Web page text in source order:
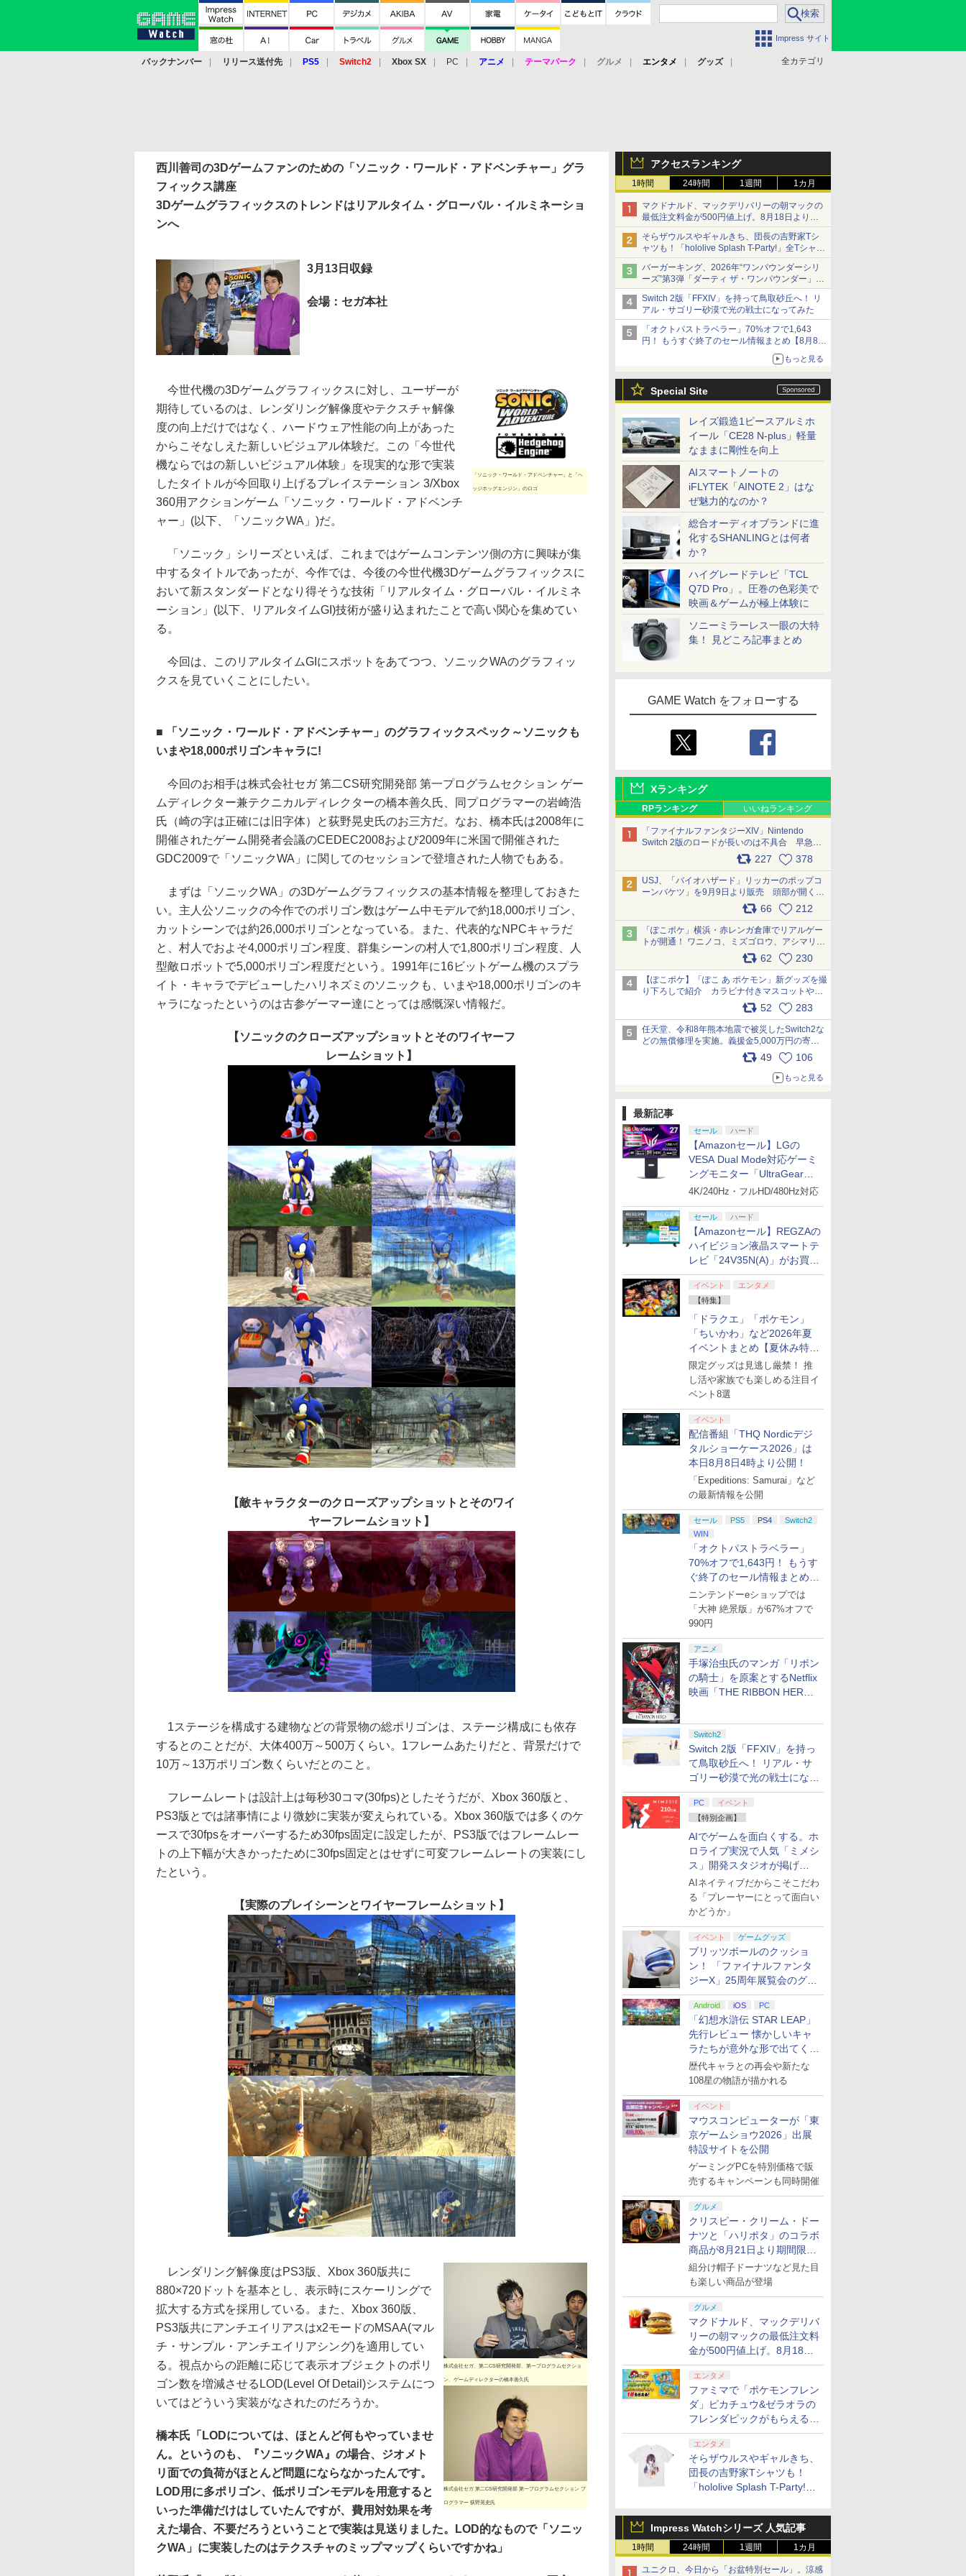
Impress サイト
全カテゴリ
バックナンバー リリース送付先 PS5 Switch2 Xbox SX PC アニメ テーマパーク グルメ エンタメ
グッズ
アクセスランキング
1時間 24時間 1週間 1カ月
マクドナルド、マックデリバリーの朝マックの
最低注文料金が500円値上げ。8月18日より
1,500円から受付
そらザウルスやギャルきち、団長の吉野家Tシ
ャツも！「hololive Splash T-Party!」全Tシャツ
ラインナップ公開＆オンライン販売開始
バーガーキング、2026年“ワンパウンダーシリ
ーズ”第3弾「ダーティ ザ・ワンパウンダー」を
8月7日発売
「特製ガーリックマヨソース」を使用した超大
型チーズバーガー
Switch 2版「FFXIV」を持って鳥取砂丘へ！ リ
アル・サゴリー砂漠で光の戦士になってみた
「オクトパストラベラー」70%オフで1,643
円！ もうすぐ終了のセール情報まとめ【8月8日
ニンテンドーeショップでは「大神 絶景版」が
もっと見る
Special Site
レイズ鍛造1ピースアルミホ
イール「CE28 N-plus」軽量
なままに剛性を向上
AIスマートノートの
iFLYTEK「AINOTE 2」はな
ぜ魅力的なのか？
総合オーディオブランドに進
化するSHANLINGとは何者
か？
ハイグレードテレビ「TCL
Q7D Pro」。圧巻の色彩美で
映画＆ゲームが極上体験に
ソニーミラーレス一眼の大特
集！ 見どころ記事まとめ
GAME Watch をフォローする
Xランキング
RPランキング いいねランキング
「ファイナルファンタジーXIV」Nintendo
Switch 2版のロードが長いのは不具合 早急に
アップデートできるよう対応中227 378
USJ、「バイオハザード」リッカーのポップコ
ーンバケツ」を9月9日より販売 頭部が開く仕
組み。味は恐怖を堪のう「味噌フレーバー」
66 212
「ぽこポケ」横浜・赤レンガ倉庫でリアルゲー
トが開通！ ワニノコ、ミズゴロウ、アシマリ登
場シーンをレポート pic.x.com/LDgEByVl6D
62 230
【ぽこポケ】「ぽこ あ ポケモン」新グッズを撮
り下ろしで紹介 カラビナ付きマスコットやス
52 283
任天堂、令和8年熊本地震で被災したSwitch2な
どの無償修理を実施。義援金5,000万円の寄付
も発表 pic.x.com/BAYsMfUfUC
49 106
もっと見る
最新記事
セール ハード
【Amazonセール】LGの
VESA Dual Mode対応ゲーミ
ングモニター「UltraGear
27G850A-B」がお買い得！
4K/240Hz・フルHD/480Hz対応
セール ハード
【Amazonセール】REGZAの
ハイビジョン液晶スマートテ
レビ「24V35N(A)」がお買い
得！
イベント
エンタメ
【特集】
「ドラクエ」「ポケモン」
「ちいかわ」など2026年夏
イベントまとめ【夏休み特
集】
限定グッズは見逃し厳禁！ 推
し活や家族でも楽しめる注目イ
ベント8選
イベント
配信番組「THQ Nordicデジ
タルショーケース2026」は
本日8月8日4時より公開！
「Expeditions: Samurai」など
の最新情報を公開
セール PS5 PS4
Switch2
WIN
「オクトパストラベラー」
70%オフで1,643円！ もうす
ぐ終了のセール情報まとめ
【8月8日更新】
ニンテンドーeショップでは
「大神 絶景版」が67%オフで
990円
アニメ
手塚治虫氏のマンガ「リボン
の騎士」を原案とするNetflix
映画「THE RIBBON HERO
Switch2
Switch 2版「FFXIV」を持っ
て鳥取砂丘へ！ リアル・サ
ゴリー砂漠で光の戦士になっ
てみた
PC
イベント
【特別企画】
AIでゲームを面白くする。ホ
ロライブ実況で人気「ミメシ
ス」開発スタジオが掲げ
る“AI活用の信念”とは？【講
演レポート】
AIネイティブだからこそこだわ
る「プレーヤーにとって面白い
かどうか」
イベント ゲームグッズ
ブリッツボールのクッショ
ン！ 「ファイナルファンタ
ジーX」25周年展覧会のグッ
ズ情報が公開
Android iOS PC
「幻想水滸伝 STAR LEAP」
先行レビュー 懐かしいキャ
ラたちが意外な形で出てくる
シリーズ完全新作！
歴代キャラとの再会や新たな
108星の物語が描かれる
イベント
マウスコンピューターが「東
京ゲームショウ2026」出展
特設サイトを公開
ゲーミングPCを特別価格で販
売するキャンペーンも同時開催
グルメ
クリスピー・クリーム・ドー
ナツと「ハリポタ」のコラボ
商品が8月21日より期間限定
で発売
組分け帽子ドーナツなど見た目
も楽しい商品が登場
グルメ
マクドナルド、マックデリバ
リーの朝マックの最低注文料
金が500円値上げ。8月18日
より1,500円から受付
エンタメ
ファミマで「ポケモンフレン
ダ」ピカチュウ&ゼラオラの
フレンダピックがもらえるキ
ャンペーン開催！
エンタメ
そらザウルスやギャルきち、
団長の吉野家Tシャツも！
「hololive Splash T-Party!」
＆オンライン販売開始
Impress Watchシリーズ 人気記事
1時間 24時間 1週間 1カ月
ユニクロ、今日から「お盆特別セール」。涼感
西川善司の3Dゲームファンのための「ソニック・ワールド・アドベンチャー」グラ
フィックス講座
3Dゲームグラフィックスのトレンドはリアルタイム・グローバル・イルミネーショ
ンへ
3月13日収録
会場：セガ本社
「ソニック・ワールド・アドベンチャー」と「ヘ
ッジホッグエンジン」のロゴ
今世代機の3Dゲームグラフィックスに対し、ユーザーが
期待しているのは、レンダリング解像度やテクスチャ解像
度の向上だけではなく、ハードウェア性能の向上があった
からこそなしえた新しいビジュアル体験だ。この「今世代
機ならではの新しいビジュアル体験」を現実的な形で実装
したタイトルが今回取り上げるプレイステーション 3/Xbox
360用アクションゲーム「ソニック・ワールド・アドベンチ
ャー」(以下、「ソニックWA」)だ。
「ソニック」シリーズといえば、これまではゲームコンテンツ側の方に興味が集
中するタイトルであったが、今作では、今後の今世代機3Dゲームグラフィックスに
おいて新スタンダードとなり得そうな技術「リアルタイム・グローバル・イルミネ
ーション」(以下、リアルタイムGI)技術が盛り込まれたことで高い関心を集めてい
る。
今回は、このリアルタイムGIにスポットをあてつつ、ソニックWAのグラフィッ
クスを見ていくことにしたい。
■ 「ソニック・ワールド・アドベンチャー」のグラフィックスペック～ソニックも
いまや18,000ポリゴンキャラに!
今回のお相手は株式会社セガ 第二CS研究開発部 第一プログラムセクション ゲー
ムディレクター兼テクニカルディレクターの橋本善久氏、同プログラマーの岩崎浩
氏（崎の字は正確には旧字体）と荻野晃史氏のお三方だ。なお、橋本氏は2008年に
開催されたゲーム開発者会議のCEDEC2008および2009年に米国で開催された
GDC2009で「ソニックWA」に関してのセッションで登壇された人物でもある。
まずは「ソニックWA」の3Dゲームグラフィックスの基本情報を整理しておきた
い。主人公ソニックの今作でのポリゴン数はゲーム中モデルで約18,000ポリゴン、
カットシーンでは約26,000ポリゴンとなっている。また、代表的なNPCキャラだ
と、村人でおよそ4,000ポリゴン程度、群集シーンの村人で1,800ポリゴン程度、人
型敵ロボットで5,000ポリゴン程度だという。1991年に16ビットゲーム機のスプラ
イト・キャラでデビューしたハリネズミのソニックも、いまや18,000ポリゴンのキ
ャラになったというのは古参ゲーマー達にとっては感慨深い情報だ。
【ソニックのクローズアップショットとそのワイヤーフ
レームショット】
【敵キャラクターのクローズアップショットとそのワイ
ヤーフレームショット】
1ステージを構成する建物などの背景物の総ポリゴンは、ステージ構成にも依存
するとのことだが、大体400万～500万くらい。1フレームあたりだと、背景だけで
10万～13万ポリゴン数くらいだとのこと。
フレームレートは設計上は毎秒30コマ(30fps)としたそうだが、Xbox 360版と、
PS3版とでは諸事情により微妙に実装が変えられている。Xbox 360版では多くのケ
ースで30fpsをオーバーするため30fps固定に設定したが、PS3版ではフレームレー
トの上下幅が大きかったために30fps固定とはせずに可変フレームレートの実装にし
たという。
【実際のプレイシーンとワイヤーフレームショット】
株式会社セガ、第二CS研究開発部、第一プログラムセクショ
ン、ゲームディレクターの橋本善久氏
株式会社セガ 第二CS研究開発部 第一プログラムセクション プ
ログラマー 荻野晃史氏
レンダリング解像度はPS3版、Xbox 360版共に
880×720ドットを基本とし、表示時にスケーリングで
拡大する方式を採用している。また、Xbox 360版、
PS3版共にアンチエイリアスはx2モードのMSAA(マル
チ・サンプル・アンチエイリアシング)を適用してい
る。視点からの距離に応じて表示オブジェクトのポリ
ゴン数を増減させるLOD(Level Of Detail)システムにつ
いてはどういう実装がなされたのだろうか。
橋本氏「LODについては、ほとんど何もやっていませ
ん。というのも、『ソニックWA』の場合、ジオメト
リ面での負荷がほとんど問題にならなかったんです。
LOD用に多ポリゴン、低ポリゴンモデルを用意すると
いった準備だけはしていたんですが、費用対効果を考
えた場合、不要だろうということで実装は見送りました。LOD的なもので「ソニッ
クWA」に実装したのはテクスチャのミップマップくらいですかね」